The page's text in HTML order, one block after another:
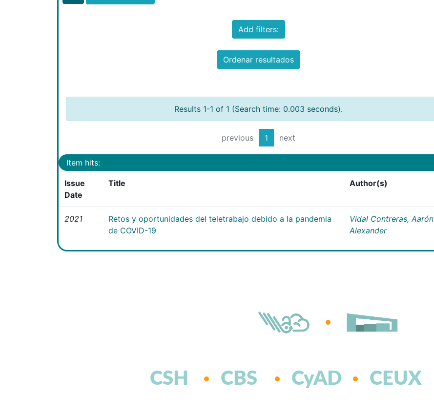
Add filters:
Ordenar resultados
Results 1-1 of 1 (Search time: 0.003 seconds).
previous 1 next
Item hits:
Issue
Date
Title Author(s)
2021
Retos y oportunidades del teletrabajo debido a la pandemia
de COVID-19
Vidal Contreras, Aarón
Alexander
CSH CBS CyAD CEUX